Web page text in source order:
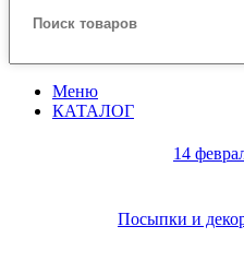
Меню
КАТАЛОГ
14
Посыпки и